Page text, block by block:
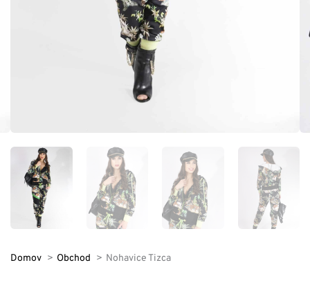
Domov Obchod Nohavice Tizca